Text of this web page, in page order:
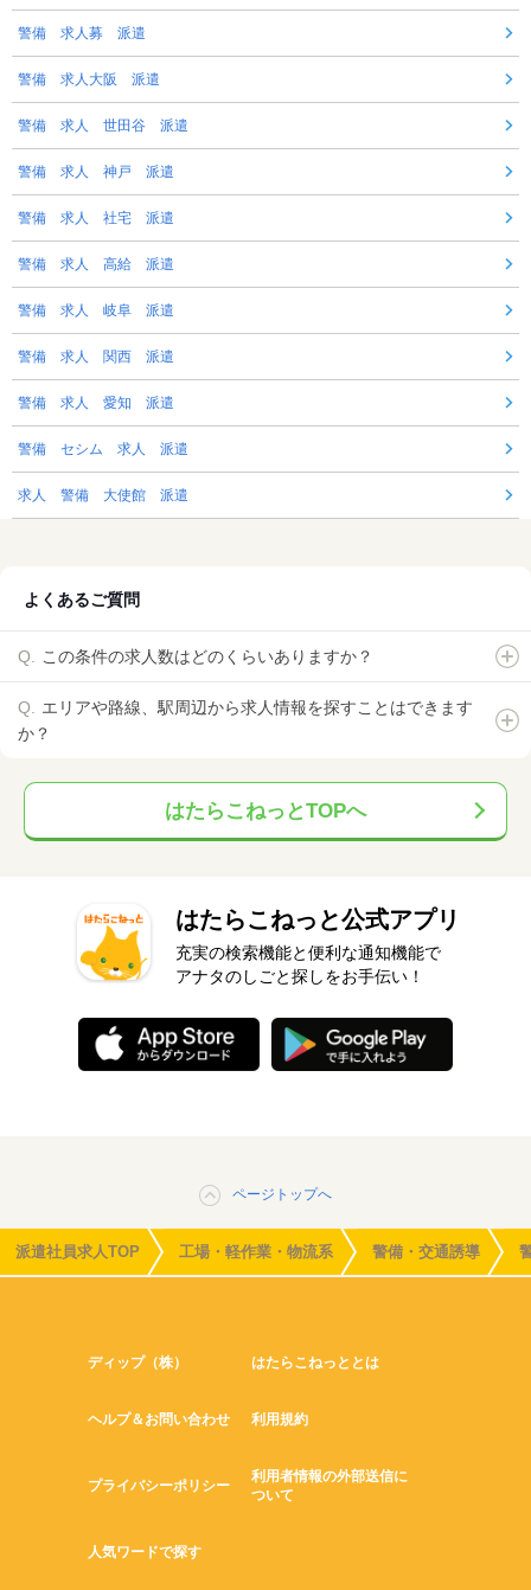
警備 求人募 派遣
警備 求人大阪 派遣
警備 求人 世田谷 派遣
警備 求人 神戸 派遣
警備 求人 社宅 派遣
警備 求人 高給 派遣
警備 求人 岐阜 派遣
警備 求人 関西 派遣
警備 求人 愛知 派遣
警備 セシム 求人 派遣
求人 警備 大使館 派遣
よくあるご質問
この条件の求人数はどのくらいありますか？
エリアや路線、駅周辺から求人情報を探すことはできます
か？
はたらこねっとTOPへ
はたらこねっと公式アプリ
充実の検索機能と便利な通知機能で
アナタのしごと探しをお手伝い！
ページトップへ
派遣社員求人TOP 工場・軽作業・物流系 警備・交通誘導
ディップ（株） はたらこねっととは
ヘルプ＆お問い合わせ 利用規約
プライバシーポリシー
利用者情報の外部送信に
ついて
人気ワードで探す